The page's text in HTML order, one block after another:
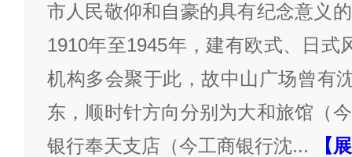
市人民敬仰和自豪的具有纪念意义
1910年至1945年，建有欧式、日式
机构多会聚于此，故中山广场曾有
东，顺时针方向分别为大和旅馆（
银行奉天支店（今工商银行沈... 【